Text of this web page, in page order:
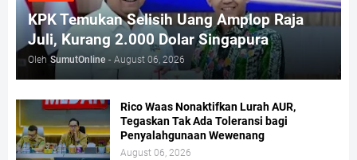
KPK Temukan Selisih Uang Amplop Raja
Juli, Kurang 2.000 Dolar Singapura
Oleh SumutOnline - August 06, 2026
Rico Waas Nonaktifkan Lurah AUR,
Tegaskan Tak Ada Toleransi bagi
Penyalahgunaan Wewenang
August 06, 2026